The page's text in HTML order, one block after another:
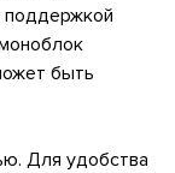
поддержкой
быть
Для удобства